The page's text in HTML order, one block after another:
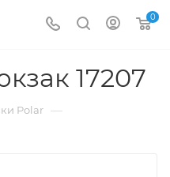
0
17207
Polar —